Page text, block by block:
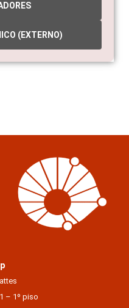
(EXTERNO)
– 1º piso